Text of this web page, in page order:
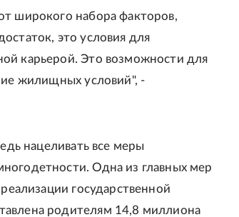
широкого набора факторов,
это условия для
карьерой. Это возможности для
жилищных условий", -
нацеливать все меры
Одна из главных мер
государственной
родителям 14,8 миллиона